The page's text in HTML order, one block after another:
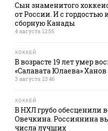
Сын знаменитого
от России. И с гордостью
сборную Канады
4 августа 12:55
ХОККЕЙ
В возрасте 19 лет умер
«Салавата Юлаева» Ханов
3 августа 23:46
ХОККЕЙ
В НХЛ грубо обесценили
Овечкина. Россиянина
числа лучших